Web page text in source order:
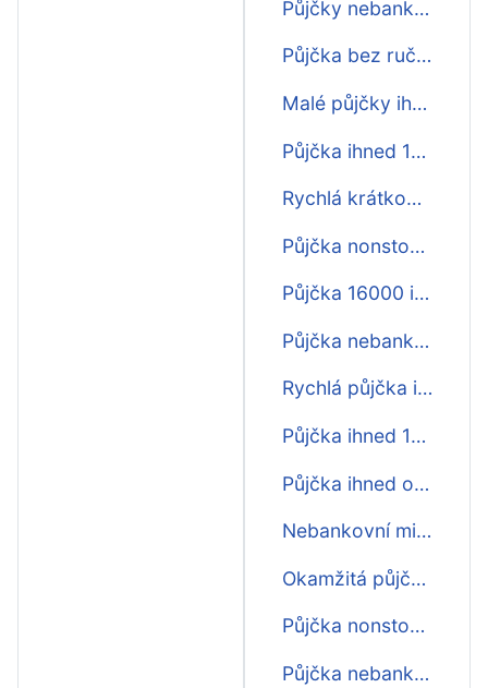
Půjčky nebankovní ihned
Půjčka bez ručitele ihned na ruku
Malé půjčky ihned
Půjčka ihned 16000
Rychlá krátkodobá půjčka ihned na účtě
Půjčka nonstop ihned na účet
Půjčka 16000 ihned
Půjčka nebankovní ihned
Rychlá půjčka ihned na účet pro každého
Půjčka ihned 15000 na splátky
Půjčka ihned o víkendu
Nebankovní mikro půjčka ihned na účet
Okamžitá půjčka ihned
Půjčka nonstop 6000 ihned na účet
Půjčka nebankovní online ihned